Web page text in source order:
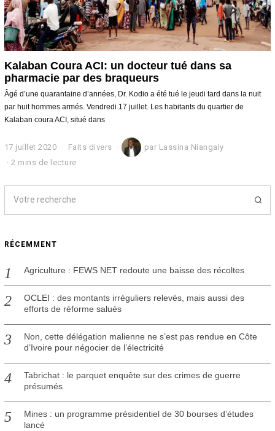
Kalaban Coura ACI: un docteur tué dans sa
pharmacie par des braqueurs
Âgé d’une quarantaine d’années, Dr. Kodio a été tué le jeudi tard dans la nuit
par huit hommes armés. Vendredi 17 juillet. Les habitants du quartier de
Kalaban coura ACI, situé dans
17 juillet 2020
7
j
l
l
2
Faits divers par Lassina Niangaly
2 mins de lecture
RÉCEMMENT
Agriculture : FEWS NET redoute une baisse des récoltes
OCLEI : des montants irréguliers relevés, mais aussi des
efforts de réforme salués
Non, cette délégation malienne ne s’est pas rendue en Côte
d’Ivoire pour négocier de l’électricité
Tabrichat : le parquet enquête sur des crimes de guerre
présumés
Mines : un programme présidentiel de 30 bourses d’études
lancé